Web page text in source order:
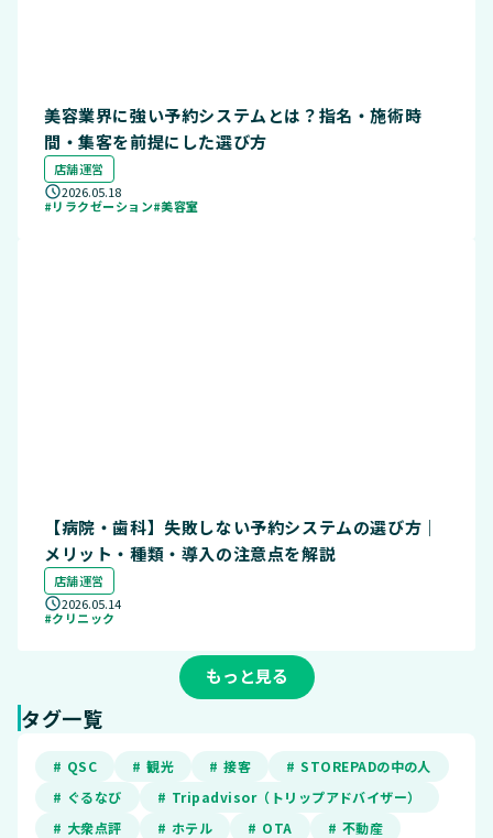
美容業界に強い予約システムとは？指名・施術時
間・集客を前提にした選び方
店舗運営
2026.05.18
#リラクゼーション#美容室
【病院・歯科】失敗しない予約システムの選び方｜
メリット・種類・導入の注意点を解説
店舗運営
2026.05.14
#クリニック
もっと見る
タグ一覧
# QSC # 観光 # 接客
# STOREPADの中の人
# ぐるなび
# Tripadvisor（トリップアドバイザー）
# 大衆点評
# ホテル # OTA
# 不動産